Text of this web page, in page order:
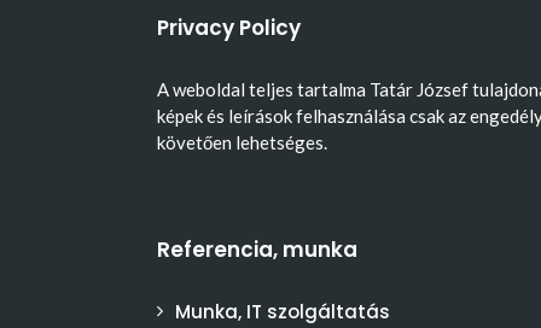
Privacy Policy
A weboldal teljes tartalma Tatár József
képek és leírások felhasználása csak az
követően lehetséges.
Referencia, munka
Munka, IT szolgáltatás